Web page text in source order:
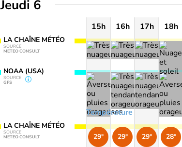
Jeudi 6
LA CHAÎNE MÉTÉO
SOURCE
METEO CONSULT
NOAA (USA)
SOURCE
GFS
LA CHAÎNE MÉTÉO
SOURCE
METEO CONSULT
15h 16h 17h 18h
Température
29° 29° 29° 28°